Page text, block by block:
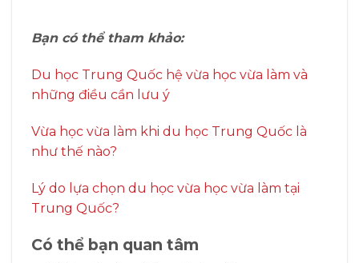
Bạn có thể tham khảo:
Du học Trung Quốc hệ vừa học vừa làm và
những điều cần lưu ý
Vừa học vừa làm khi du học Trung Quốc là
như thế nào?
Lý do lựa chọn du học vừa học vừa làm tại
Trung Quốc?
Có thể bạn quan tâm